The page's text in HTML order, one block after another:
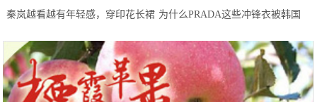
秦岚越看越有年轻感，穿印花长裙 为什么PRADA这些冲锋衣被韩国